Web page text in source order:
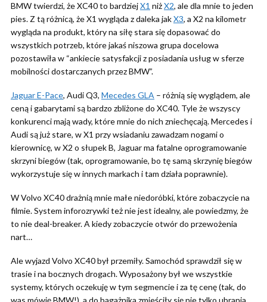
BMW twierdzi, że XC40 to bardziejX1 niżX2, ale dla mnie to jeden
pies. Z tą różnicą, że X1 wygląda z daleka jakX3, a X2 na kilometr
wygląda na produkt, który na siłę stara się dopasować do
wszystkich potrzeb, które jakaś niszowa grupa docelowa
pozostawiła w “ankiecie satysfakcji z posiadania usług w sferze
mobilności dostarczanych przez BMW”.
Jaguar E-Pace, Audi Q3, Mecedes GLA – różnią się wyglądem, ale
ceną i gabarytami są bardzo zbliżone do XC40. Tyle że wszyscy
konkurenci mają wady, które mnie do nich zniechęcają. Mercedes i
Audi są już stare, w X1 przy wsiadaniu zawadzam nogami o
kierownicę, w X2 o słupek B, Jaguar ma fatalne oprogramowanie
skrzyni biegów (tak, oprogramowanie, bo tę samą skrzynię biegów
wykorzystuje się w innych markach i tam działa poprawnie).
W Volvo XC40 drażnią mnie małe niedoróbki, które zobaczycie na
filmie. System inforozrywki też nie jest idealny, ale powiedzmy, że
to nie deal-breaker. A kiedy zobaczycie otwór do przewożenia
nart…
Ale wyjazd Volvo XC40 był przemiły. Samochód sprawdził się w
trasie i na bocznych drogach. Wyposażony był we wszystkie
systemy, których oczekuję w tym segmencie i za tę cenę (tak, do
was mówię BMW!), a do bagażnika zmieściły się nie tylko ubrania,